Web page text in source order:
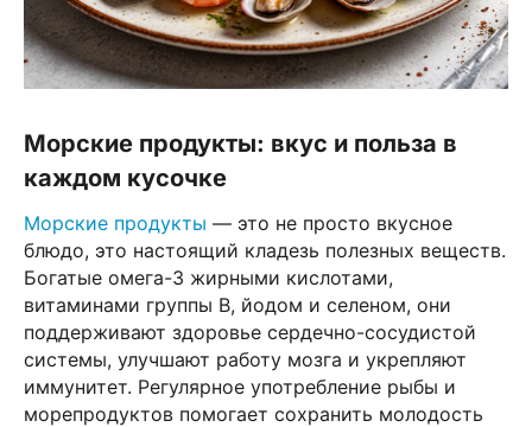
Морские продукты: вкус и польза в
каждом кусочке
Морские продукты — это не просто вкусное
блюдо, это настоящий кладезь полезных веществ.
Богатые омега-3 жирными кислотами,
витаминами группы B, йодом и селеном, они
поддерживают здоровье сердечно-сосудистой
системы, улучшают работу мозга и укрепляют
иммунитет. Регулярное употребление рыбы и
морепродуктов помогает сохранить молодость